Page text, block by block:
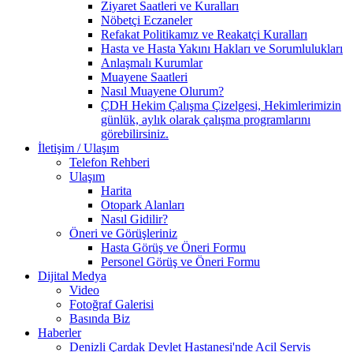
Ziyaret Saatleri ve Kuralları
Nöbetçi Eczaneler
Refakat Politikamız ve Reakatçi Kuralları
Hasta ve Hasta Yakını Hakları ve Sorumlulukları
Anlaşmalı Kurumlar
Muayene Saatleri
Nasıl Muayene Olurum?
ÇDH Hekim Çalışma Çizelgesi, Hekimlerimizin
günlük, aylık olarak çalışma programlarını
görebilirsiniz.
İletişim / Ulaşım
Telefon Rehberi
Ulaşım
Harita
Otopark Alanları
Nasıl Gidilir?
Öneri ve Görüşleriniz
Hasta Görüş ve Öneri Formu
Personel Görüş ve Öneri Formu
Dijital Medya
Video
Fotoğraf Galerisi
Basında Biz
Haberler
Denizli Çardak Devlet Hastanesi'nde Acil Servis